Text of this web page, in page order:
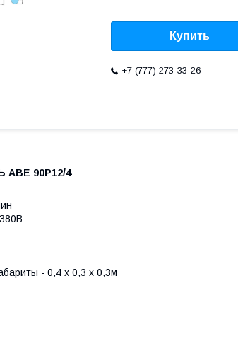
Купить
+7 (777) 273-33-26
АВЕ 90Р12/4
- 0,4 х 0,3 х 0,3м